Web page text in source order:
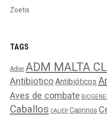
Zoetis
TAGS
Adler ADM MALTA
Antibiotico Antibióticos
Aves de combate
Caballos CALIER Caprinos